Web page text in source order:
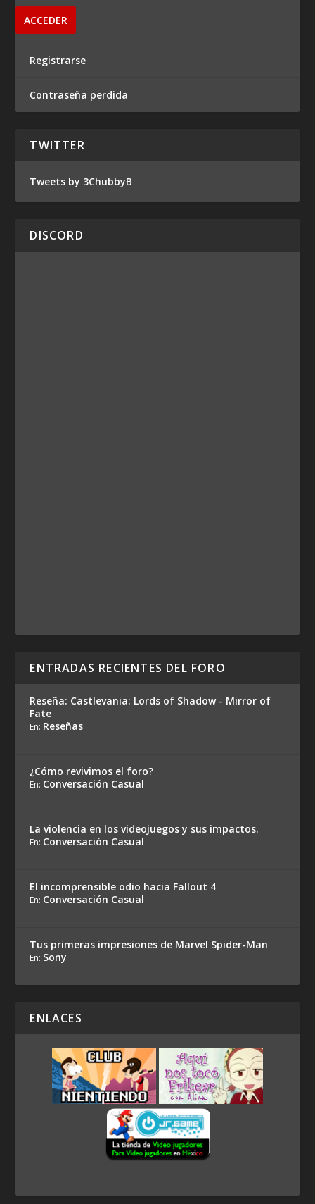
Registrarse
Contraseña perdida
TWITTER
Tweets by 3ChubbyB
DISCORD
ENTRADAS RECIENTES DEL FORO
Reseña: Castlevania: Lords of Shadow - Mirror of
Fate
En: Reseñas
¿Cómo revivimos el foro?
En: Conversación Casual
La violencia en los videojuegos y sus impactos.
En: Conversación Casual
El incomprensible odio hacia Fallout 4
En: Conversación Casual
Tus primeras impresiones de Marvel Spider-Man
En: Sony
ENLACES